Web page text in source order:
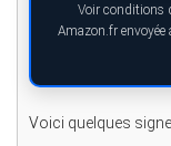
Voir conditions
Amazon.fr
Voici quelques